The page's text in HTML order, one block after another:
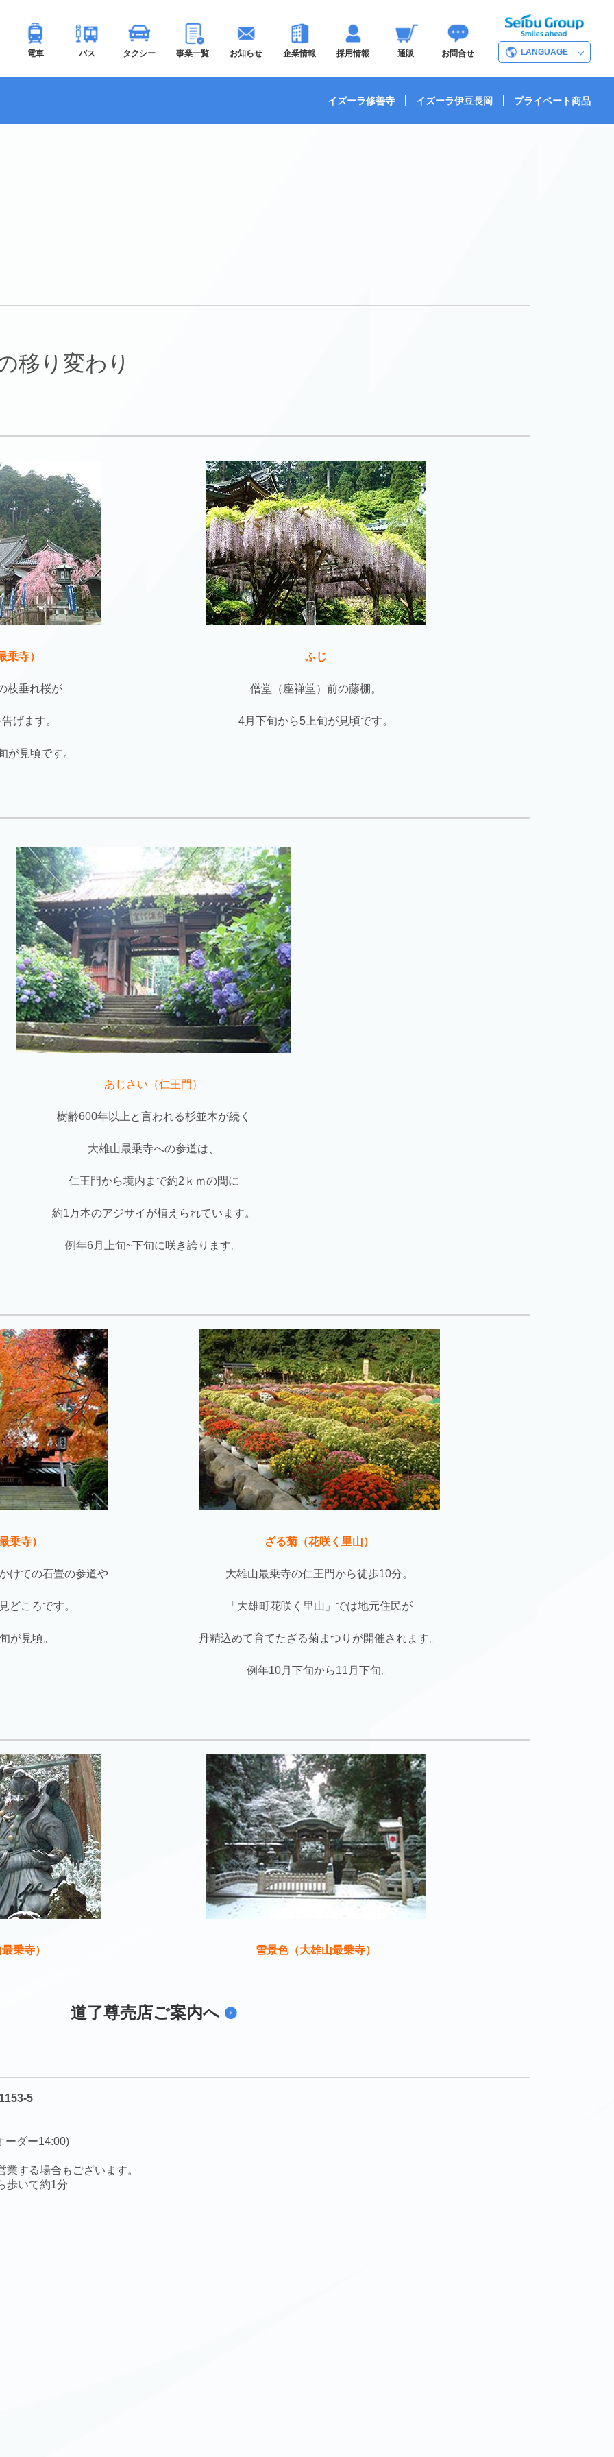
電車 バス タクシー 事業一覧 お知らせ 企業情報 採用情報 通販 お問合せ LANGUAGE
イズーラ修善寺 イズーラ伊豆長岡 プライベート商品
移り変わり
乗寺）
枝垂れ桜が
げます。
が見頃です。
ふじ
僧堂（座禅堂）前の藤棚。
4月下旬から5上旬が見頃です。
あじさい（仁王門）
樹齢600年以上と言われる杉並木が続く
大雄山最乗寺への参道は、
仁王門から境内まで約2ｋｍの間に
約1万本のアジサイが植えられています。
例年6月上旬~下旬に咲き誇ります。
乗寺）
けての石畳の参道や
どころです。
が見頃。
ざる菊（花咲く里山）
大雄山最乗寺の仁王門から徒歩10分。
「大雄町花咲く里山」では地元住民が
丹精込めて育てたざる菊まつりが開催されます。
例年10月下旬から11月下旬。
乗寺） 雪景色（大雄山最乗寺）
道了尊売店ご案内へ
5
ーダー14:00)
する場合もございます。
歩いて約1分